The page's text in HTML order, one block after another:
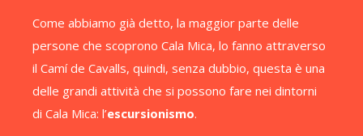
Come abbiamo già detto, la maggior parte delle
persone che scoprono Cala Mica, lo fanno attraverso
il Camí de Cavalls, quindi, senza dubbio, questa è una
delle grandi attività che si possono fare nei dintorni
di Cala Mica: l’escursionismo.